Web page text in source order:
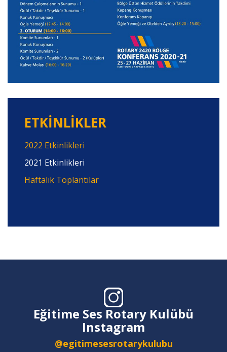
ETKINLIKLER
2022 Etkinlikleri
2021 Etkinlikleri
Haftalık Toplantılar
Eğitime Ses Rotary Kulübü
Instagram
@egitimesesrotarykulubu